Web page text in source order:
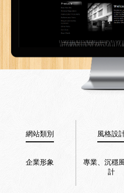
網站類別
企業形象
風格設
專業、沉穩
計